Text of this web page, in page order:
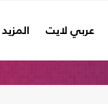
عربي لايت